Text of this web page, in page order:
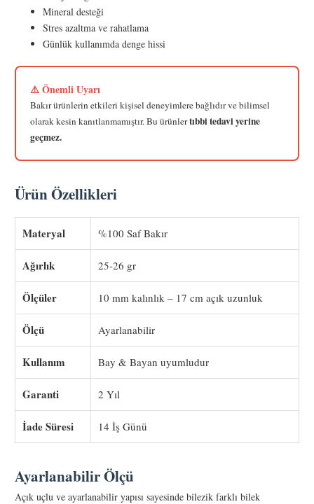
Mineral desteği
Stres azaltma ve rahatlama
Günlük kullanımda denge hissi
⚠️ Önemli Uyarı
Bakır ürünlerin etkileri kişisel deneyimlere bağlıdır ve bilimsel
olarak kesin kanıtlanmamıştır. Bu ürünlertıbbi tedavi yerine
geçmez.
Ürün Özellikleri
Materyal %100 Saf Bakır
Ağırlık 25-26 gr
Ölçüler 10 mm kalınlık – 17 cm açık uzunluk
Ölçü Ayarlanabilir
Kullanım Bay & Bayan uyumludur
Garanti 2 Yıl
İade Süresi 14 İş Günü
Ayarlanabilir Ölçü
Açık uçlu ve ayarlanabilir yapısı sayesinde bilezik farklı bilek